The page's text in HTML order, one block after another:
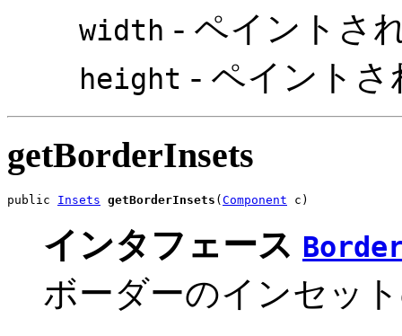
width - ペイントさ
height - ペイント
getBorderInsets
public Insets getBorderInsets ( Component c)
インタフェース
ボーダーのインセッ